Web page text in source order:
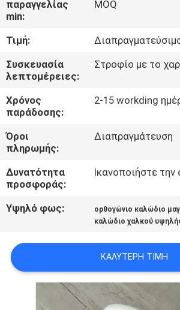
ΈΛΕΓΧΟΣ
ΜΑΣ
ΕΛΆΤΕ
ΣΕ
ΕΠΑΦΉ
ΜΕ
ΕΙΔΉΣΕΙΣ
ΖΗΤΉΣΤΕ
ΑΠΌΣΠΑΣΜΑ
SITEMAP
παραγγελίας
min:
MOQ
Τιμή:
Συσκευασία
λεπτομέρειες:
Στροφίο με το
Χρόνος
παράδοσης:
2-15 workding
Όροι
πληρωμής:
Διαπραγμάτευση
Δυνατότητα
προσφοράς:
Ικανοποιήστε
Υψηλό φως: ορθογώνιο καλώδιο
καλώδιο χαλκού
ΚΑΛΎΤΕΡΗ ΤΙΜΉ